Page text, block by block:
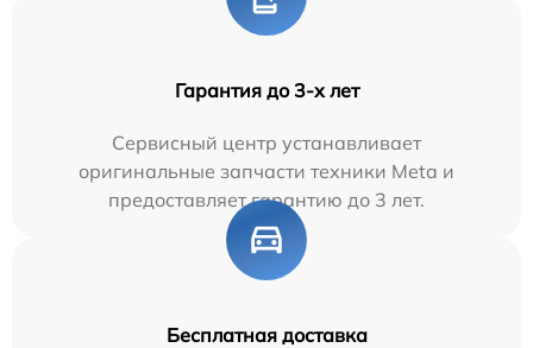
Гарантия до 3-х лет
Сервисный центр устанавливает
оригинальные запчасти техники Meta и
предоставляет гарантию до 3 лет.
Бесплатная доставка